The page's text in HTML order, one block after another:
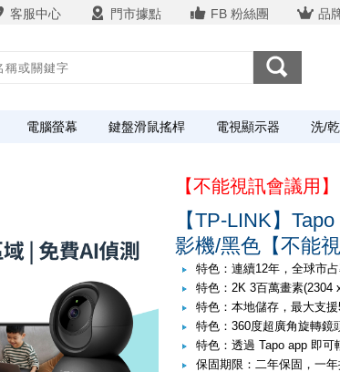
客服中心 門市據點 FB 粉絲團 品
電腦螢幕 鍵盤滑鼠搖桿 電視顯示器 洗/
【不能視訊會議用】
【TP-LINK】
影機/黑色【不能視
特色：連續12年，全球市
特色：2K 3百萬畫素(2304
特色：本地儲存，最大支
特色：360度超廣角旋轉鏡
特色：透過 Tapo app 即可
保固期限：二年保固，一